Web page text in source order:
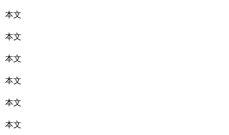
本文
本文
本文
本文
本文
本文